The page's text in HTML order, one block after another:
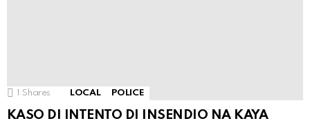
Shares LOCAL POLICE
KASO DI INTENTO DI INSENDIO NA KAYA